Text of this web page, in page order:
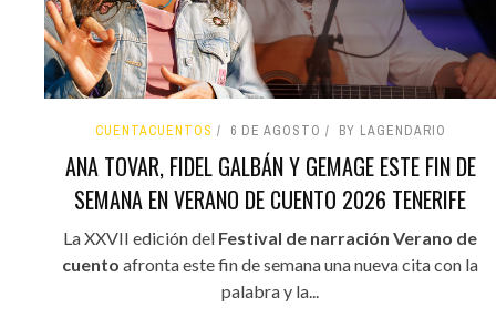
CUENTACUENTOS 6 DE AGOSTO BY LAGENDARIO
ANA TOVAR, FIDEL GALBÁN Y GEMAGE ESTE FIN DE
SEMANA EN VERANO DE CUENTO 2026 TENERIFE
La XXVII edición del Festival de narración Verano de
cuento afronta este fin de semana una nueva cita con la
palabra y la...